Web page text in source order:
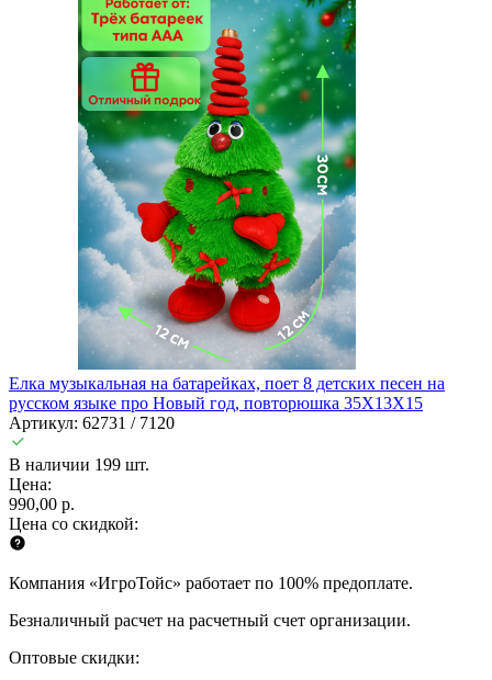
Елка музыкальная на батарейках, поет 8 детских песен на
русском языке про Новый год, повторюшка 35X13X15
Артикул: 62731 / 7120
В наличии 199 шт.
Цена:
990,00 р.
Цена со скидкой:
Компания «ИгроТойс» работает по 100% предоплате.
Безналичный расчет на расчетный счет организации.
Оптовые скидки: